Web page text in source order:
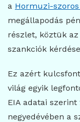
a Hormuzi-
megállapodás
részlet, köztük
szankciók
Ez azért
világ egyik
EIA adatai
negyedévében a